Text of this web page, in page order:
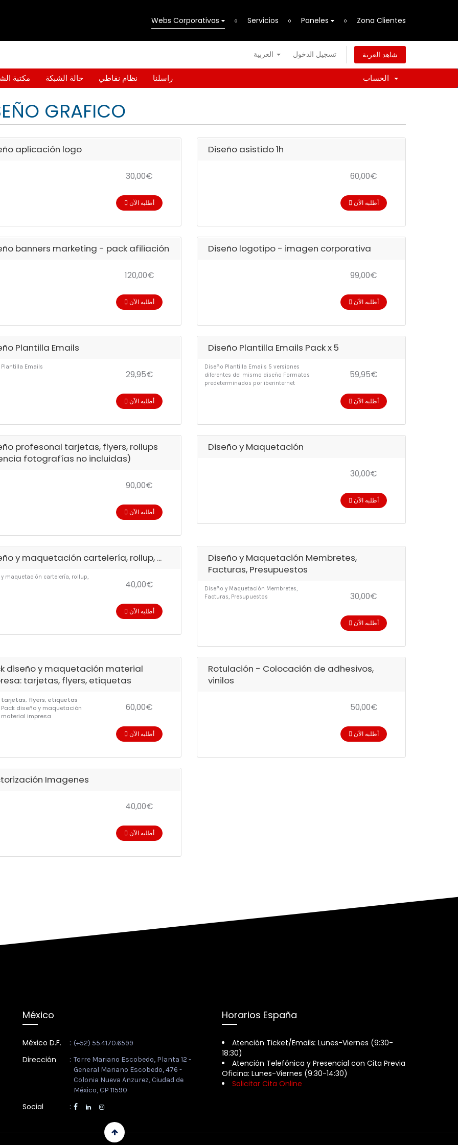
Webs Corporativas Servicios Paneles Zona Clientes
تسجيل الدخول شاهد العربة
مكتبة حالة الشبكة نظام نقاطي راسلنا
GRAFICO
aplicación logo
30,00€
أطلبه الآن
Diseño asistido 1h
60,00€
أطلبه الآن
banners marketing - pack afiliación
120,00€
أطلبه الآن
Diseño logotipo - imagen corporativa
99,00€
أطلبه الآن
Plantilla Emails
Emails
29,95€
أطلبه الآن
Diseño Plantilla Emails Pack x 5
Diseño Plantilla Emails 5 versiones
diferentes del mismo diseño Formatos
predeterminados por iberinternet
59,95€
أطلبه الآن
profesonal tarjetas, flyers, rollups
fotografías no incluidas)
90,00€
أطلبه الآن
Diseño y Maquetación
30,00€
أطلبه الآن
y maquetación cartelería, rollup, ...
maquetación cartelería, rollup,
40,00€
أطلبه الآن
Diseño y Maquetación Membretes,
Facturas, Presupuestos
Diseño y Maquetación Membretes,
Facturas, Presupuestos
30,00€
أطلبه الآن
diseño y maquetación material
tarjetas, flyers, etiquetas
tarjetas, flyers, etiquetas
Pack diseño y maquetación
material impresa
60,00€
أطلبه الآن
Rotulación - Colocación de adhesivos,
vinilos
50,00€
أطلبه الآن
Imagenes
40,00€
أطلبه الآن
México
México D.F. : (+52) 55.4170.6599
Dirección : Torre Mariano Escobedo, Planta 12 -
General Mariano Escobedo, 476 -
Colonia Nueva Anzurez, Ciudad de
México, CP 11590
Social :
Horarios España
Atención Ticket/Emails: Lunes-Viernes (9:30-
18:30)
Atención Telefónica y Presencial con Cita Previa
Oficina: Lunes-Viernes (9:30-14:30)
Solicitar Cita Online